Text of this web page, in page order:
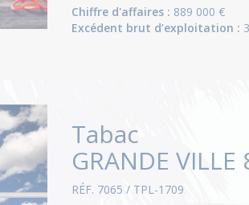
Chiffre d'affaires : 889 000 €
Excédent brut d’exploitation :
Tabac
GRANDE VILLE
RÉF. 7065 / TPL-1709